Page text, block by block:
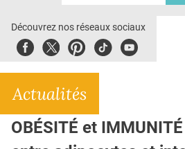
E-REVUE SAD
THÉMA
Découvrez nos réseaux sociaux
FacebookTwitterPinterest
TiktokYoubute
Actualités
OBÉSITÉ et